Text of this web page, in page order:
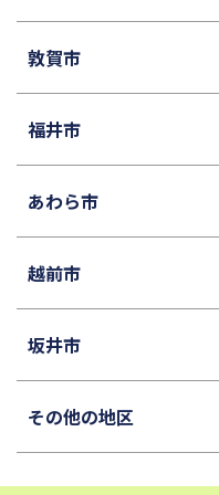
青山学院中等部
中央大学附属横浜中学校
田園調布学園中等部
城北中学校
品川女子学院中等部
土佐中学校
江戸川学園取手中学校
恵泉女学園中学校
敦賀市
福井市
あわら市
越前市
坂井市
その他の地区